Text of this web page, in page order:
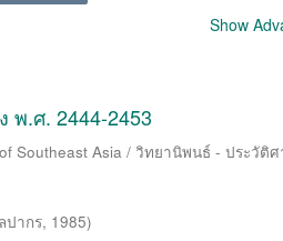
Show
พ.ศ. 2444-2453
Southeast Asia / วิทยานิพนธ์ - ประวัติศ
ปากร, 1985)